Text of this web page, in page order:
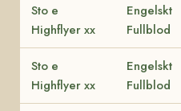
Sto e
Highflyer xx
Engelskt
Fullblod
Sto e
Highflyer xx
Engelskt
Fullblod